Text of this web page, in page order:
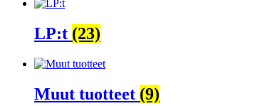
LP:t (23)
Muut tuotteet (9)